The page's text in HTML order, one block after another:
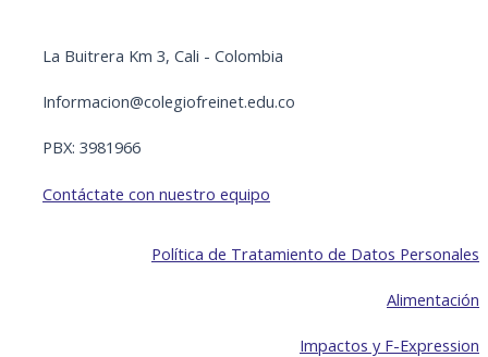
La Buitrera Km 3, Cali - Colombia
Informacion@colegiofreinet.edu.co
PBX: 3981966
Contáctate con nuestro equipo
Política de Tratamiento de Datos Personales
Alimentación
Impactos y F-Expression